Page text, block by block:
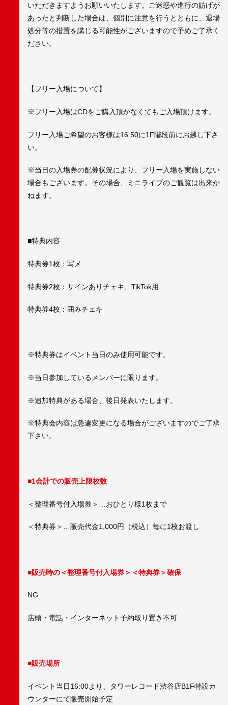
いただきますようお願いいたします。ご迷惑や進行の妨げが
あったと判断した場合は、個別に注意を行うとともに、退場
処分等の措置を講じる可能性がございますので予めご了承く
ださい。
【フリー入場について】
※フリー入場はCDをご購入頂かなくてもご入場頂けます。
フリー入場ご希望のお客様は16:50に1F階段前にお越し下さ
い。
※当日の入場券の配券状況により、フリー入場を実施しない
場合もございます。その場合、ミニライブのご観覧は出来か
ねます。
■特典内容
特典券1枚：写メ
特典券2枚：サインありチェキ、TikTok用
特典券4枚：囲みチェキ
※特典券はイベント当日のみ使用可能です。
※当日参加しているメンバーに限ります。
※追加特典がある場合、後日発表いたします。
※特典会内容は急遽変更になる場合がございますのでご了承
下さい。
■1会計での販売上限枚数
＜整理番号付入場券＞…おひとり様1枚まで
＜特典券＞…販売代金1,000円（税込）毎に1枚お渡し
■販売時の＜整理番号付入場券＞＜特典券＞確保
NG
店頭・電話・インターネット予約取り置き不可
■販売場所
イベント当日16:00より、タワーレコード渋谷店B1F特設カ
ウンターにて販売開始予定